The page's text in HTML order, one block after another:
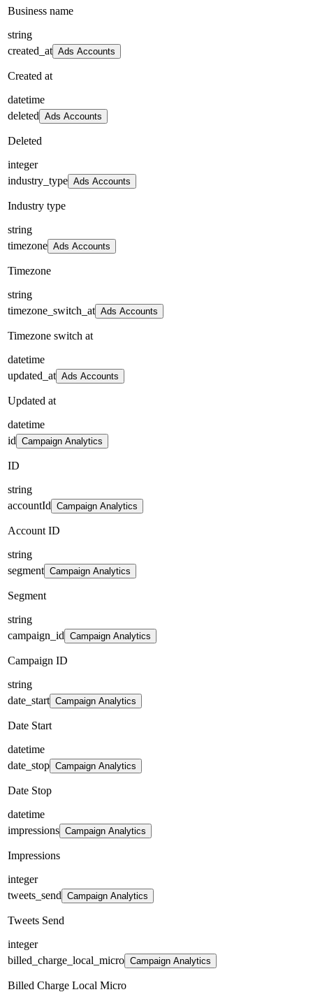
Business name
string
created_at Ads Accounts
Created at
datetime
deleted Ads Accounts
Deleted
integer
industry_type Ads Accounts
Industry type
string
timezone Ads Accounts
Timezone
string
timezone_switch_at Ads Accounts
Timezone switch at
datetime
updated_at Ads Accounts
Updated at
datetime
id Campaign Analytics
ID
string
accountId Campaign Analytics
Account ID
string
segment Campaign Analytics
Segment
string
campaign_id Campaign Analytics
Campaign ID
string
date_start Campaign Analytics
Date Start
datetime
date_stop Campaign Analytics
Date Stop
datetime
impressions Campaign Analytics
Impressions
integer
tweets_send Campaign Analytics
Tweets Send
integer
billed_charge_local_micro Campaign Analytics
Billed Charge Local Micro